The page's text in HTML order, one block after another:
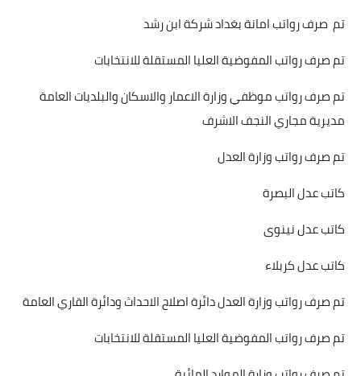
تم صرف رواتب امانة بغداد شركة ابن رشد
تم صرف رواتب المفوضية العليا المستقلة للانتخابات
تم صرف رواتب موظفي وزارة الاعمار والاسكان والبلديات العامة
مديرية مجاري النجف الاشرف
تم صرف رواتب وزارة العدل
كاتب عدل البصرة
كاتب عدل نينوى
كاتب عدل كربلاء
تم صرف رواتب وزارة العدل دائرة اصلاح الاحداث ودائرة القاري العامة
تم صرف رواتب المفوضية العليا المستقلة للانتخابات